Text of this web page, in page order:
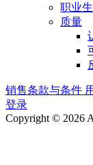
职业
质量
销售条款与条件
登录
Copyright © 2026